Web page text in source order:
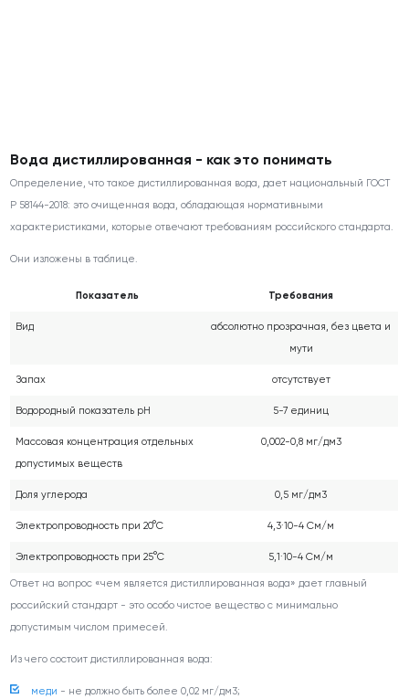
Вода дистиллированная - как это понимать
Определение, что такое дистиллированная вода, дает национальный ГОСТ
Р 58144-2018: это очищенная вода, обладающая нормативными
характеристиками, которые отвечают требованиям российского стандарта.
Они изложены в таблице.
Показатель Требования
Вид
абсолютно прозрачная, без цвета и
мути
Запах отсутствует
Водородный показатель pH 5-7 единиц
Массовая концентрация отдельных
допустимых веществ
0,002-0,8 мг/дм3
Доля углерода 0,5 мг/дм3
Электропроводность при 20°С 4,3·10-4 См/м
Электропроводность при 25°С 5,1·10-4 См/м
Ответ на вопрос «чем является дистиллированная вода» дает главный
российский стандарт - это особо чистое вещество с минимально
допустимым числом примесей.
Из чего состоит дистиллированная вода:
меди - не должно быть более 0,02 мг/дм3;